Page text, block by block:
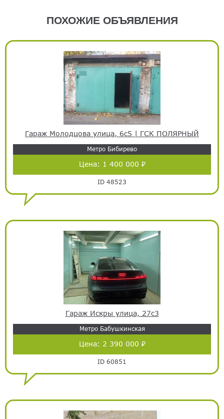
ПОХОЖИЕ ОБЪЯВЛЕНИЯ
Гараж Молодцова улица, 6с5 | ГСК ПОЛЯРНЫЙ
Метро Бибирево
Цена: 1 400 000 ₽
ID 48523
Гараж Искры улица, 27с3
Метро Бабушкинская
Цена: 2 390 000 ₽
ID 60851